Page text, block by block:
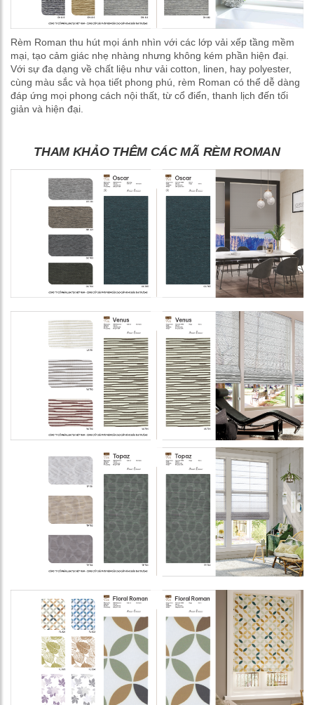
Rèm Roman thu hút mọi ánh nhìn với các lớp vải xếp tầng mềm
mại, tạo cảm giác nhẹ nhàng nhưng không kém phần hiện đại.
Với sự đa dạng về chất liệu như vải cotton, linen, hay polyester,
cùng màu sắc và họa tiết phong phú, rèm Roman có thể dễ dàng
đáp ứng mọi phong cách nội thất, từ cổ điển, thanh lịch đến tối
giản và hiện đại.
THAM KHẢO THÊM CÁC MÃ RÈM ROMAN